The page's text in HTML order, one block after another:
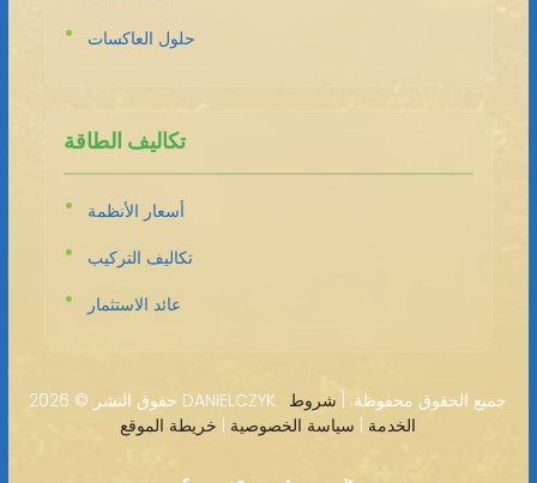
حلول العاكسات
تكاليف الطاقة
أسعار الأنظمة
تكاليف التركيب
عائد الاستثمار
حقوق النشر © 2026 DANIELCZYK · جميع الحقوق محفوظة. | شروط
الخدمة
سياسة الخصوصية خريطة الموقع